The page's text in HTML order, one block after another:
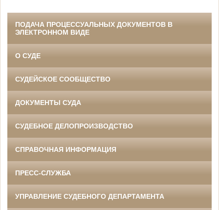
ПОДАЧА ПРОЦЕССУАЛЬНЫХ ДОКУМЕНТОВ В
ЭЛЕКТРОННОМ ВИДЕ
О СУДЕ
СУДЕЙСКОЕ СООБЩЕСТВО
ДОКУМЕНТЫ СУДА
СУДЕБНОЕ ДЕЛОПРОИЗВОДСТВО
СПРАВОЧНАЯ ИНФОРМАЦИЯ
ПРЕСС-СЛУЖБА
УПРАВЛЕНИЕ СУДЕБНОГО ДЕПАРТАМЕНТА